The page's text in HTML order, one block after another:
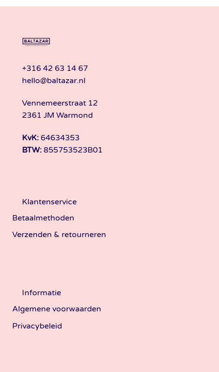
+316 42 63 14 67
hello@baltazar.nl
Vennemeerstraat 12
2361 JM Warmond
KvK: 64634353
BTW: 855753523B01
Klantenservice
Betaalmethoden
Verzenden & retourneren
Informatie
Algemene voorwaarden
Privacybeleid